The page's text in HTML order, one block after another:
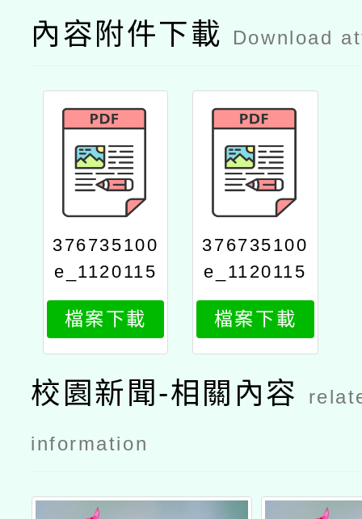
內容附件下載 Download
376735100
e_1120115
285_attach
1
檔案下載
376735100
e_1120115
285_attach
2
檔案下載
校園新聞-相關內容
information